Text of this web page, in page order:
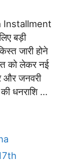
Installment
बड़ी
जारी होने
को लेकर नई
और जनवरी
धनराशि …